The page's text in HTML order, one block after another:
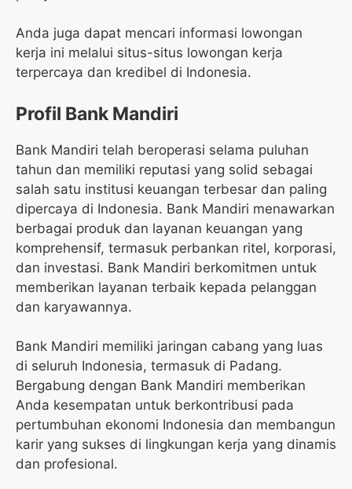
Anda juga dapat mencari informasi lowongan
kerja ini melalui situs-situs lowongan kerja
terpercaya dan kredibel di Indonesia.
Profil Bank Mandiri
Bank Mandiri telah beroperasi selama puluhan
tahun dan memiliki reputasi yang solid sebagai
salah satu institusi keuangan terbesar dan paling
dipercaya di Indonesia. Bank Mandiri menawarkan
berbagai produk dan layanan keuangan yang
komprehensif, termasuk perbankan ritel, korporasi,
dan investasi. Bank Mandiri berkomitmen untuk
memberikan layanan terbaik kepada pelanggan
dan karyawannya.
Bank Mandiri memiliki jaringan cabang yang luas
di seluruh Indonesia, termasuk di Padang.
Bergabung dengan Bank Mandiri memberikan
Anda kesempatan untuk berkontribusi pada
pertumbuhan ekonomi Indonesia dan membangun
karir yang sukses di lingkungan kerja yang dinamis
dan profesional.